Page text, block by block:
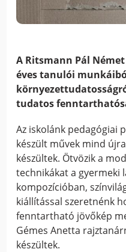
A Ritsmann Pál
éves tanulói
tudatos
Az iskolánk pedagógiai
készült művek mind
készültek. Ötvözik a
technikákat a gyermeki
kompozícióban,
kiállítással szeretnénk
fenntartható jövőkép
Gémes Anetta
készültek.